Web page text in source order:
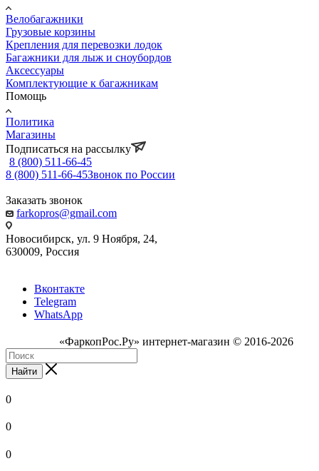
Велобагажники
Грузовые корзины
Крепления для перевозки лодок
Багажники для лыж и сноубордов
Аксессуары
Комплектующие к багажникам
Помощь
Политика
Магазины
Подписаться на рассылку
8 (800) 511-66-45
8 (800) 511-66-45Звонок по России
Заказать звонок
farkopros@gmail.com
Новосибирск, ул. 9 Ноября, 24,
630009, Россия
Вконтакте
Telegram
WhatsApp
«ФаркопРос.Ру» интернет-магазин © 2016-2026
Найти
0
0
0